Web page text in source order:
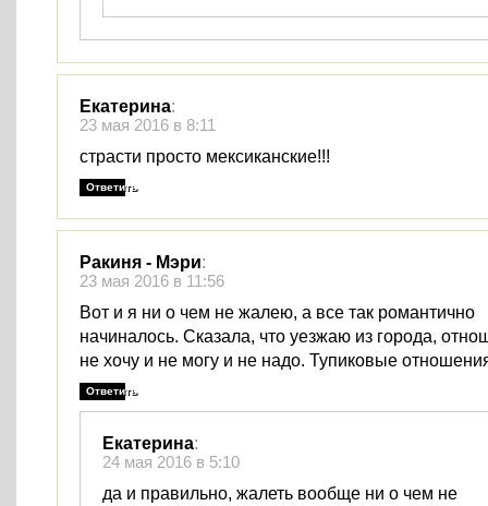
Екатерина:
23 мая 2016 в 8:11
страсти просто мексиканские!!!
Ответить
Ракиня - Мэри:
23 мая 2016 в 11:56
Вот и я ни о чем не жалею, а все так романтично
начиналось. Сказала, что уезжаю из города,
не хочу и не могу и не надо. Тупиковые
Ответить
Екатерина:
24 мая 2016 в 5:10
да и правильно, жалеть вообще ни о чем не